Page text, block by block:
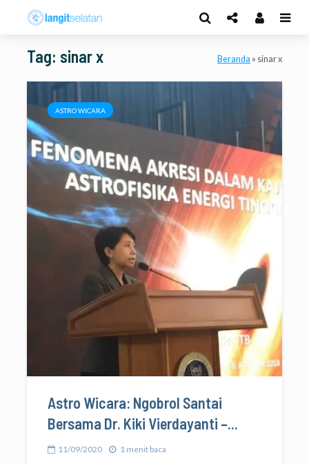
Tag: sinar x Beranda » sinar x
ASTRO WICARA
Astro Wicara: Ngobrol Santai
Bersama Dr. Kiki Vierdayanti –...
11/09/2020 1 menit baca